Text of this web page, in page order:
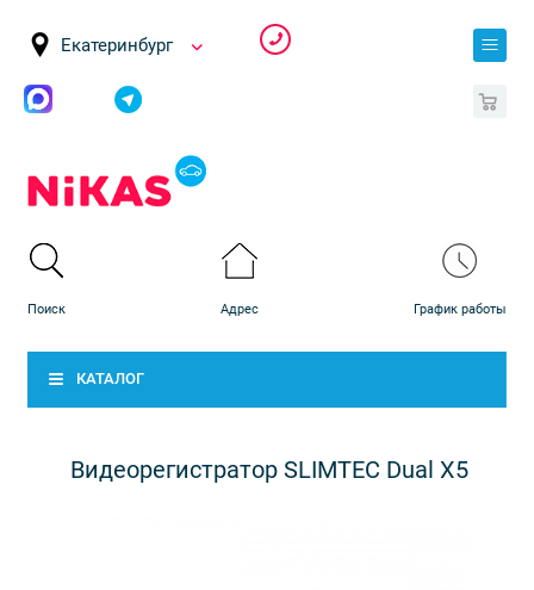
Екатеринбург
КАТАЛОГ
Видеорегистратор SLIMTEC Dual X5